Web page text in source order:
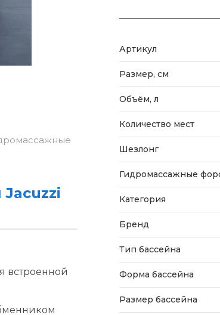
Jacuzzi
встроенной
Артикул
Размер, см
Объём, л
Количество мест
Шезлонг
Гидромассажные
Категория
Бренд
Тип бассейна
Форма бассейна
Размер бассейна